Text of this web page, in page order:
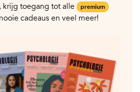
krijg toegang tot alle
premium
cadeaus en veel meer!